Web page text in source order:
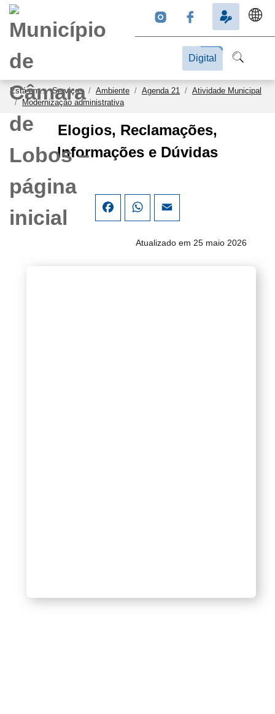
Digital
Está em...Serviços Ambiente Agenda 21
Atividade Municipal
Modernização administrativa
FacebookWhatsApp
Elogios, Reclamações,
Informações e Dúvidas
Atualizado em 25 maio 2026